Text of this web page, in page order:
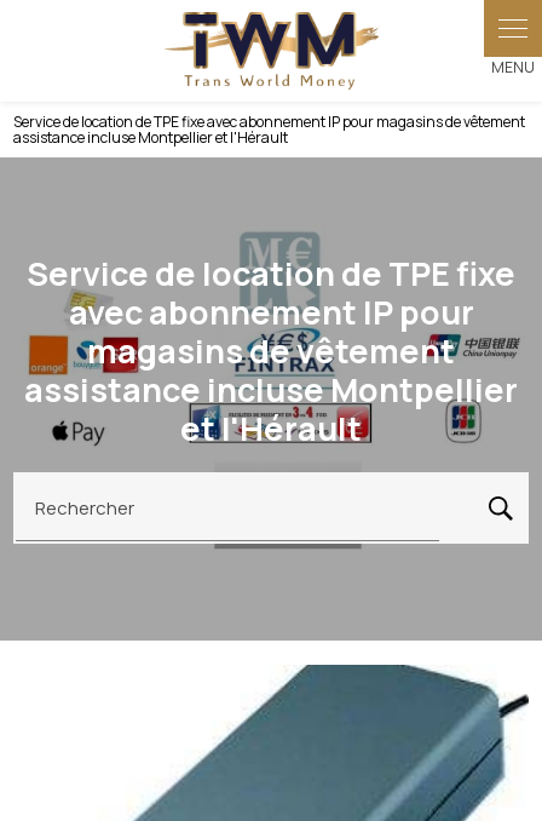
Service de location de TPE fixe avec abonnement IP pour magasins de vêtement
assistance incluse Montpellier et l'Hérault
Service de location de TPE fixe
avec abonnement IP pour
magasins de vêtement
assistance incluse Montpellier
et l'Hérault
Rechercher
Panneau de gestion des cookies